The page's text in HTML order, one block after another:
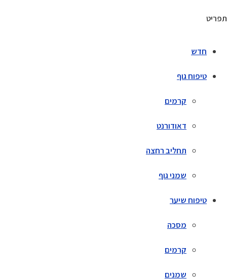
תפריט
חדש
טיפוח גוף
קרמים
דאודורנט
תחליב רחצה
שמני גוף
טיפוח שיער
מסכה
קרמים
שמנים